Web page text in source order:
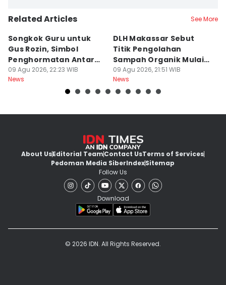
Related Articles See More
Songkok Guru untuk
Gus Rozin, Simbol
Penghormatan Antar
Ulama
09 Agu 2026, 22:23 WIB
News
DLH Makassar Sebut
Titik Pengolahan
Sampah Organik Mulai
Bermunculan
09 Agu 2026, 21:51 WIB
News
About UsEditorial TeamContact UsTerms of Services
Pedoman Media SiberIndexSitemap
Follow Us
Download
© 2026 IDN. All Rights Reserved.